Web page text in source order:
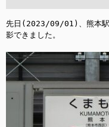
先日(2023/09/01)、熊本駅
影できました。